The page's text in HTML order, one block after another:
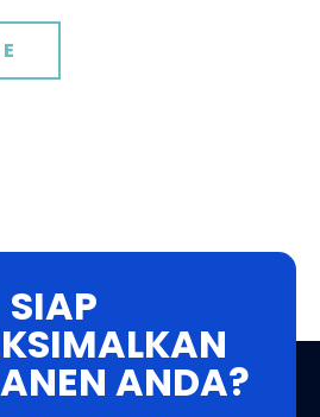
SIAP
ANDA?